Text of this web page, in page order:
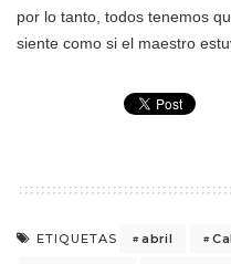
por lo tanto, todos tenemos
siente como si el maestro
ETIQUETAS abril